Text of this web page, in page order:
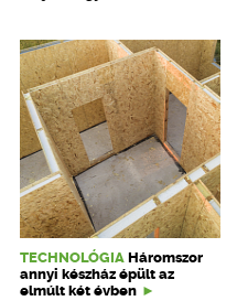
TECHNOLÓGIA Háromszor
annyi készház épült az
elmúlt két évben